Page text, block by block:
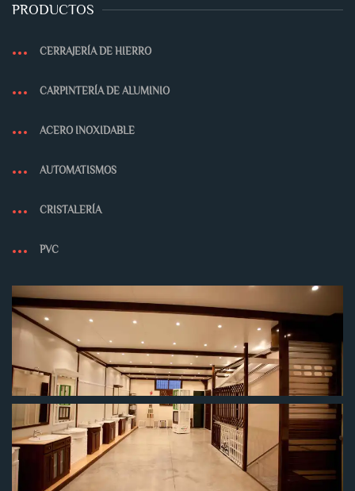
PRODUCTOS
CERRAJERÍA DE HIERRO
CARPINTERÍA DE ALUMINIO
ACERO INOXIDABLE
AUTOMATISMOS
CRISTALERÍA
PVC